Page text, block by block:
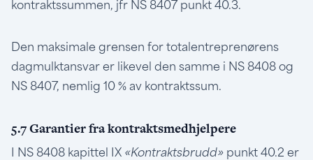
kontraktssummen, jfr NS 8407 punkt 40.3.
Den maksimale grensen for totalentreprenørens
dagmulktansvar er likevel den samme i NS 8408 og
NS 8407, nemlig 10 % av kontraktssum.
5.7 Garantier fra kontraktsmedhjelpere
I NS 8408 kapittel IX «Kontraktsbrudd» punkt 40.2 er